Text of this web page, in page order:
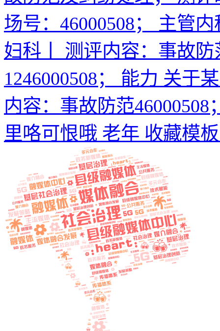
场号：46000508； 主管
妇科丨 测评内容：事故
1246000508； 能力 关于
内容：事故防范
里咯可恨哦 老年 收藏模板